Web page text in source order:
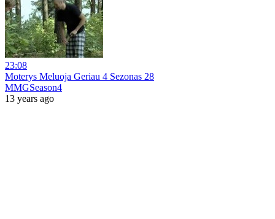
23:08
Moterys Meluoja Geriau 4 Sezonas 28
MMGSeason4
13 years ago